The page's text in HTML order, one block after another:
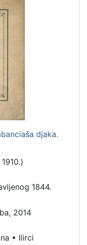
djaka.
1844.
2014
• Ilirci